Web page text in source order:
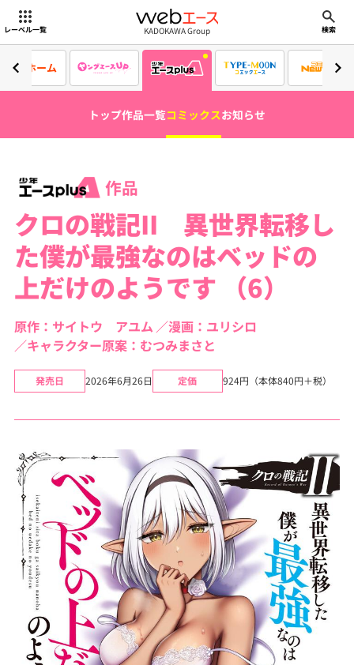
レーベル一覧 webエース
KADOKAWA Group 検索
ホーム
トップ作品一覧コミックスお知らせ
作品
クロの戦記II 異世界転移し
た僕が最強なのはベッドの
上だけのようです （6）
原作：サイトウ アユム
漫画：ユリシロ
キャラクター原案：むつみまさと
発売日 2026年6月26日 定価 924円（本体840円＋税）